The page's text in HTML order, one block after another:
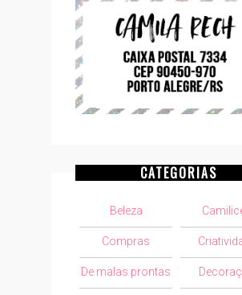
CATEGORIAS
Beleza
Compras
De malas prontas